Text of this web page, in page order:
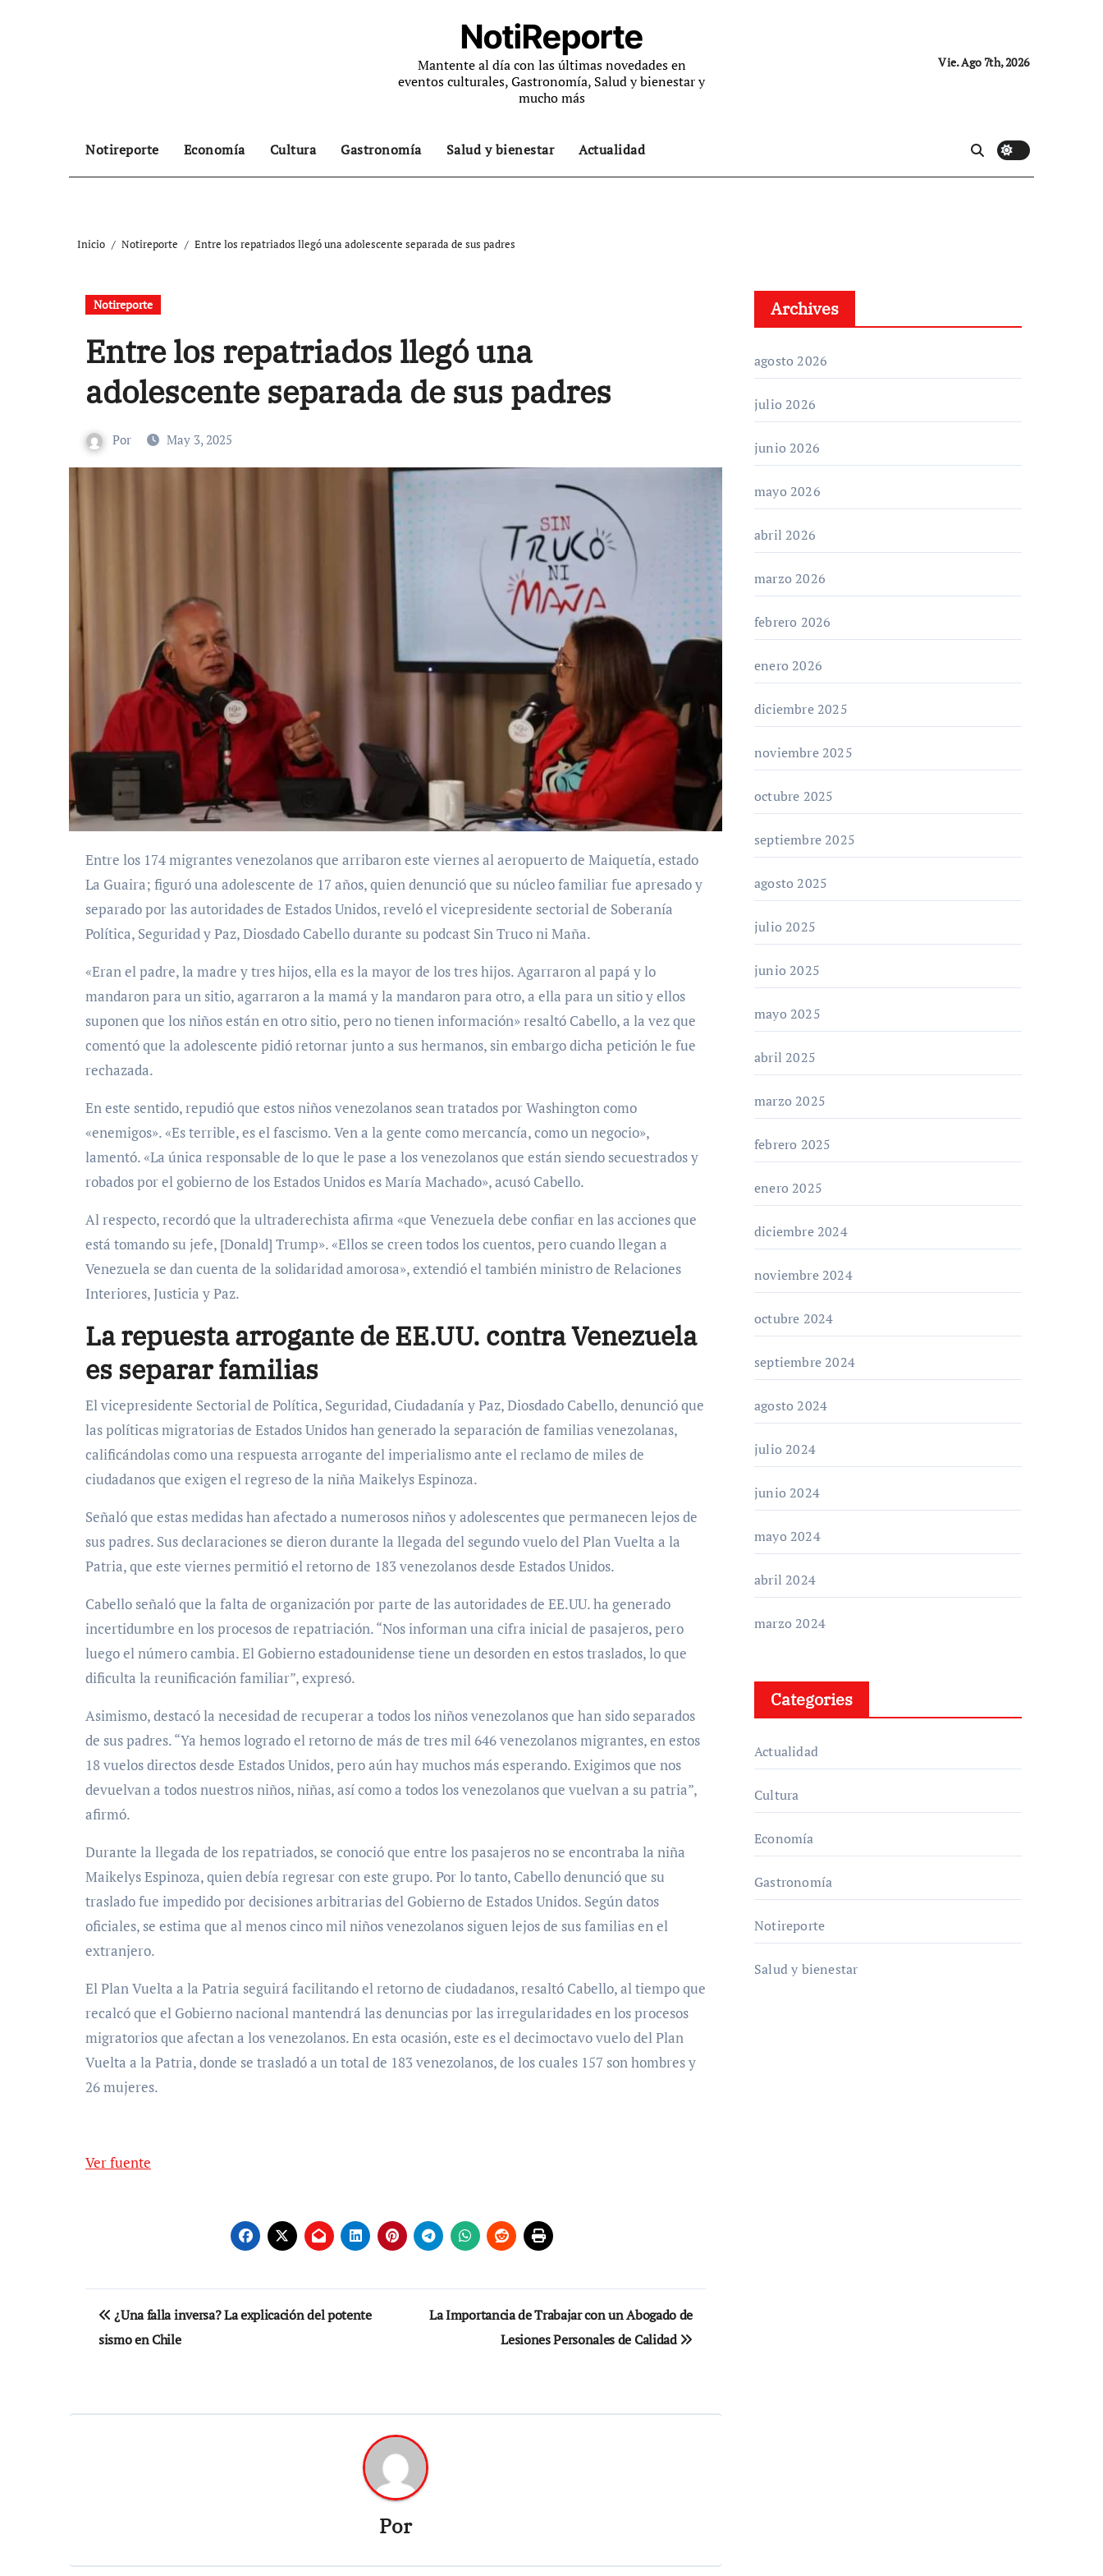
NotiReporte
Mantente al día con las últimas novedades en
eventos culturales, Gastronomía, Salud y bienestar y
mucho más
Vie. Ago 7th, 2026
Notireporte Economía Cultura Gastronomía Salud y bienestar Actualidad
Inicio Notireporte Entre los repatriados llegó una adolescente separada de sus padres
Notireporte
Entre los repatriados llegó una
adolescente separada de sus padres
Por May 3, 2025
Entre los 174 migrantes venezolanos que arribaron este viernes al aeropuerto de Maiquetía, estado
La Guaira; figuró una adolescente de 17 años, quien denunció que su núcleo familiar fue apresado y
separado por las autoridades de Estados Unidos, reveló el vicepresidente sectorial de Soberanía
Política, Seguridad y Paz, Diosdado Cabello durante su podcast Sin Truco ni Maña.
«Eran el padre, la madre y tres hijos, ella es la mayor de los tres hijos. Agarraron al papá y lo
mandaron para un sitio, agarraron a la mamá y la mandaron para otro, a ella para un sitio y ellos
suponen que los niños están en otro sitio, pero no tienen información» resaltó Cabello, a la vez que
comentó que la adolescente pidió retornar junto a sus hermanos, sin embargo dicha petición le fue
rechazada.
En este sentido, repudió que estos niños venezolanos sean tratados por Washington como
«enemigos». «Es terrible, es el fascismo. Ven a la gente como mercancía, como un negocio»,
lamentó. «La única responsable de lo que le pase a los venezolanos que están siendo secuestrados y
robados por el gobierno de los Estados Unidos es María Machado», acusó Cabello.
Al respecto, recordó que la ultraderechista afirma «que Venezuela debe confiar en las acciones que
está tomando su jefe, [Donald] Trump». «Ellos se creen todos los cuentos, pero cuando llegan a
Venezuela se dan cuenta de la solidaridad amorosa», extendió el también ministro de Relaciones
Interiores, Justicia y Paz.
La repuesta arrogante de EE.UU. contra Venezuela
es separar familias
El vicepresidente Sectorial de Política, Seguridad, Ciudadanía y Paz, Diosdado Cabello, denunció que
las políticas migratorias de Estados Unidos han generado la separación de familias venezolanas,
calificándolas como una respuesta arrogante del imperialismo ante el reclamo de miles de
ciudadanos que exigen el regreso de la niña Maikelys Espinoza.
Señaló que estas medidas han afectado a numerosos niños y adolescentes que permanecen lejos de
sus padres. Sus declaraciones se dieron durante la llegada del segundo vuelo del Plan Vuelta a la
Patria, que este viernes permitió el retorno de 183 venezolanos desde Estados Unidos.
Cabello señaló que la falta de organización por parte de las autoridades de EE.UU. ha generado
incertidumbre en los procesos de repatriación. “Nos informan una cifra inicial de pasajeros, pero
luego el número cambia. El Gobierno estadounidense tiene un desorden en estos traslados, lo que
dificulta la reunificación familiar”, expresó.
Asimismo, destacó la necesidad de recuperar a todos los niños venezolanos que han sido separados
de sus padres. “Ya hemos logrado el retorno de más de tres mil 646 venezolanos migrantes, en estos
18 vuelos directos desde Estados Unidos, pero aún hay muchos más esperando. Exigimos que nos
devuelvan a todos nuestros niños, niñas, así como a todos los venezolanos que vuelvan a su patria”,
afirmó.
Durante la llegada de los repatriados, se conoció que entre los pasajeros no se encontraba la niña
Maikelys Espinoza, quien debía regresar con este grupo. Por lo tanto, Cabello denunció que su
traslado fue impedido por decisiones arbitrarias del Gobierno de Estados Unidos. Según datos
oficiales, se estima que al menos cinco mil niños venezolanos siguen lejos de sus familias en el
extranjero.
El Plan Vuelta a la Patria seguirá facilitando el retorno de ciudadanos, resaltó Cabello, al tiempo que
recalcó que el Gobierno nacional mantendrá las denuncias por las irregularidades en los procesos
migratorios que afectan a los venezolanos. En esta ocasión, este es el decimoctavo vuelo del Plan
Vuelta a la Patria, donde se trasladó a un total de 183 venezolanos, de los cuales 157 son hombres y
26 mujeres.
Ver fuente
Navegación
de
¿Una falla inversa? La explicación del potente
sismo en Chile
La Importancia de Trabajar con un Abogado de
Lesiones Personales de Calidad
Por
Archives
agosto 2026
julio 2026
junio 2026
mayo 2026
abril 2026
marzo 2026
febrero 2026
enero 2026
diciembre 2025
noviembre 2025
octubre 2025
septiembre 2025
agosto 2025
julio 2025
junio 2025
mayo 2025
abril 2025
marzo 2025
febrero 2025
enero 2025
diciembre 2024
noviembre 2024
octubre 2024
septiembre 2024
agosto 2024
julio 2024
junio 2024
mayo 2024
abril 2024
marzo 2024
Categories
Actualidad
Cultura
Economía
Gastronomía
Notireporte
Salud y bienestar